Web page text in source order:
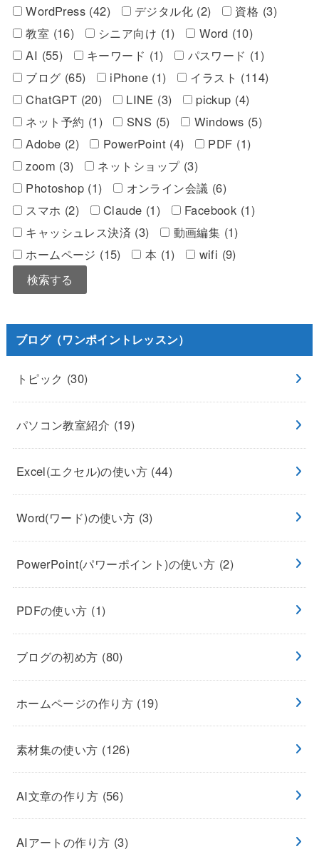
WordPress (42) デジタル化 (2)
資格 (3)
教室 (16)
シニア向け (1)
Word (10)
AI (55)
キーワード (1)
パスワード (1)
ブログ (65)
iPhone (1)
イラスト (114)
ChatGPT (20)
LINE (3)
pickup (4)
ネット予約 (1)
SNS (5)
Windows (5)
Adobe (2)
PowerPoint (4)
PDF (1)
zoom (3)
ネットショップ (3)
Photoshop (1)
オンライン会議 (6)
スマホ (2)
Claude (1)
Facebook (1)
キャッシュレス決済 (3)
動画編集 (1)
ホームページ (15)
本 (1) wifi (9)
ブログ（ワンポイントレッスン）
トピック (30)
パソコン教室紹介 (19)
Excel(エクセル)の使い方 (44)
Word(ワード)の使い方 (3)
PowerPoint(パワーポイント)の使い方 (2)
PDFの使い方 (1)
ブログの初め方 (80)
ホームページの作り方 (19)
素材集の使い方 (126)
AI文章の作り方 (56)
AIアートの作り方 (3)